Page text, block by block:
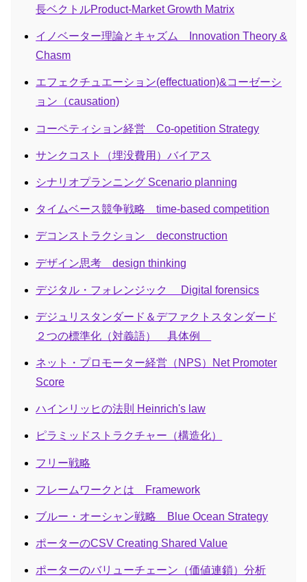
長ベクトルProduct-Market Growth Matrix
イノベーター理論とキャズム Innovation Theory &
Chasm
エフェクチュエーション(effectuation)&コーゼーシ
ョン（causation)
コーペティション経営 Co-opetition Strategy
サンクコスト（埋没費用）バイアス
シナリオプランニング Scenario planning
タイムベース競争戦略 time-based competition
デコンストラクション deconstruction
デザイン思考 design thinking
デジタル・フォレンジック Digital forensics
デジュリスタンダード＆デファクトスタンダード
２つの標準化（対義語） 具体例
ネット・プロモーター経営（NPS）Net Promoter
Score
ハインリッヒの法則 Heinrich's law
ピラミッドストラクチャー（構造化）
フリー戦略
フレームワークとは Framework
ブルー・オーシャン戦略 Blue Ocean Strategy
ポーターのCSV Creating Shared Value
ポーターのバリューチェーン（価値連鎖）分析